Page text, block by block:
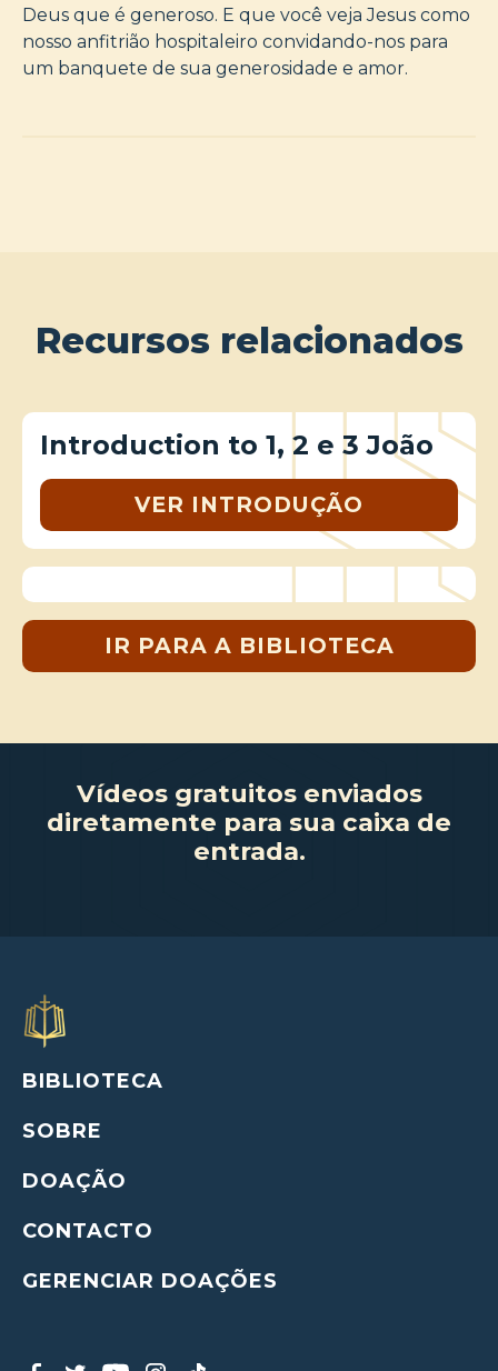
Deus que é generoso. E que você veja Jesus como
nosso anfitrião hospitaleiro convidando-nos para
um banquete de sua generosidade e amor.
Recursos relacionados
Introduction to 1, 2 e 3 João
VER INTRODUÇÃO
IR PARA A BIBLIOTECA
Vídeos gratuitos enviados
diretamente para sua caixa de
entrada.
BIBLIOTECA
SOBRE
DOAÇÃO
CONTACTO
GERENCIAR DOAÇÕES